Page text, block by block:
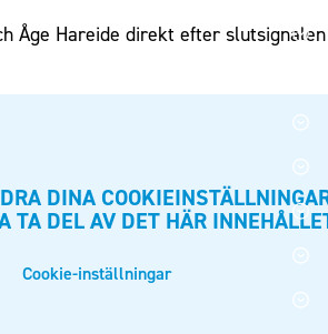
FF
Åge Hareide direkt efter slutsignalen
DINA
TA DEL AV DET HÄR
Cookie-inställningar